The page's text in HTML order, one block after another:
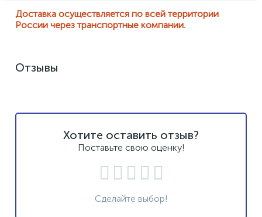
Доставка осуществляется по всей территории
России через транспортные компании.
Отзывы
Хотите оставить отзыв?
Поставьте свою оценку!
Сделайте выбор!